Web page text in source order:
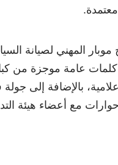
موبار المهني لصيانة
خلال كلمات عامة موجزة
بالإضافة إلى
مع أعضاء هيئة